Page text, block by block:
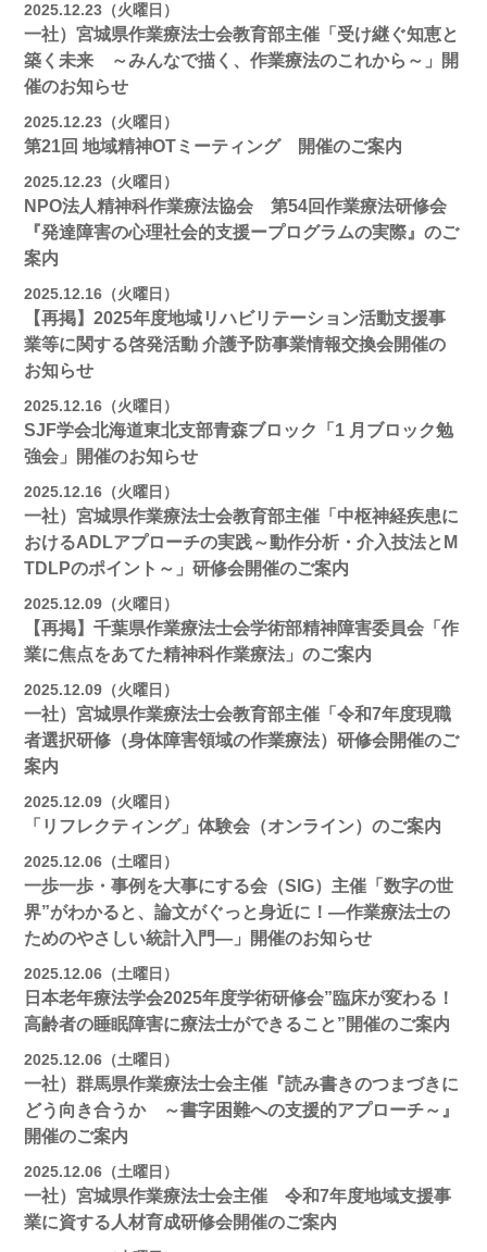
2025.12.23（火曜日）
一社）宮城県作業療法士会教育部主催「受け継ぐ知恵と
築く未来 ～みんなで描く、作業療法のこれから～」開
催のお知らせ
2025.12.23（火曜日）
第21回 地域精神OTミーティング 開催のご案内
2025.12.23（火曜日）
NPO法人精神科作業療法協会 第54回作業療法研修会
『発達障害の心理社会的支援ープログラムの実際』のご
案内
2025.12.16（火曜日）
【再掲】2025年度地域リハビリテーション活動⽀援事
業等に関する啓発活動 介護予防事業情報交換会開催の
お知らせ
2025.12.16（火曜日）
SJF学会北海道東北支部⻘森ブロック「1 月ブロック勉
強会」開催のお知らせ
2025.12.16（火曜日）
一社）宮城県作業療法士会教育部主催「中枢神経疾患に
おけるADLアプローチの実践～動作分析・介入技法とM
TDLPのポイント～」研修会開催のご案内
2025.12.09（火曜日）
【再掲】千葉県作業療法士会学術部精神障害委員会「作
業に焦点をあてた精神科作業療法」のご案内
2025.12.09（火曜日）
一社）宮城県作業療法士会教育部主催「令和7年度現職
者選択研修（身体障害領域の作業療法）研修会開催のご
案内
2025.12.09（火曜日）
「リフレクティング」体験会（オンライン）のご案内
2025.12.06（土曜日）
一歩一歩・事例を大事にする会（SIG）主催「数字の世
界”がわかると、論文がぐっと身近に！―作業療法士の
ためのやさしい統計入門―」開催のお知らせ
2025.12.06（土曜日）
日本老年療法学会2025年度学術研修会”臨床が変わる！
高齢者の睡眠障害に療法士ができること”開催のご案内
2025.12.06（土曜日）
一社）群馬県作業療法士会主催『読み書きのつまづきに
どう向き合うか ～書字困難への支援的アプローチ～』
開催のご案内
2025.12.06（土曜日）
一社）宮城県作業療法士会主催 令和7年度地域支援事
業に資する人材育成研修会開催のご案内